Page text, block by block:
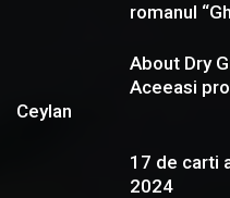
romanul
About Dry
Aceeasi
Ceylan
17 de carti
2024